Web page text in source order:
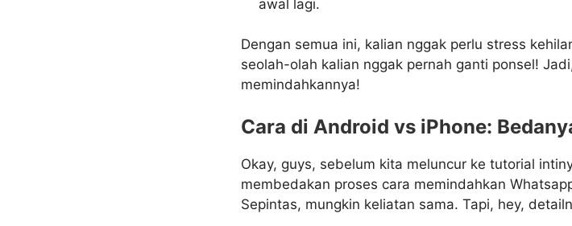
awal lagi.
Dengan semua ini, kalian nggak perlu stress
seolah-olah kalian nggak pernah ganti ponsel!
memindahkannya!
Cara di Android vs iPhone:
Okay, guys, sebelum kita meluncur ke tutorial
membedakan proses cara memindahkan
Sepintas, mungkin keliatan sama. Tapi, hey,